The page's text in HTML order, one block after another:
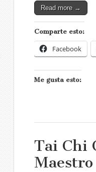
Read more →
Comparte esto:
Facebook
Me gusta esto:
Tai Chi
Maestro